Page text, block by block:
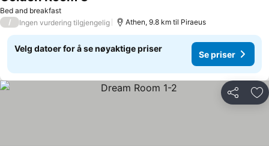
Bed and breakfast
/ Ingen vurdering tilgjengelig Athen, 9.8 km til Piraeus
Velg datoer for å se nøyaktige priser
Se priser
Del